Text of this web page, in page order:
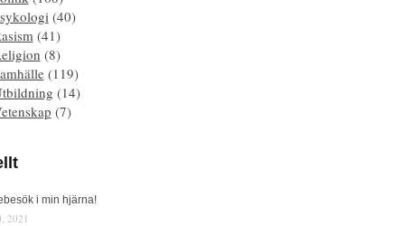
(40)
(41)
(8)
(119)
(14)
(7)
i min hjärna!
2021